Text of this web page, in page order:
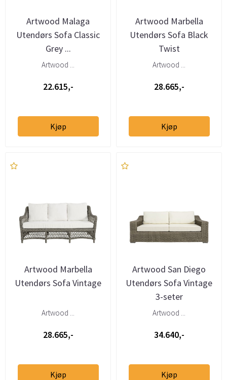
Artwood Malaga
Utendørs Sofa Classic
Grey ...
Artwood ...
22.615,-
Kjøp
Artwood Marbella
Utendørs Sofa Black
Twist
Artwood ...
28.665,-
Kjøp
Artwood Marbella
Utendørs Sofa Vintage
Artwood ...
28.665,-
Kjøp
Artwood San Diego
Utendørs Sofa Vintage
3-seter
Artwood ...
34.640,-
Kjøp